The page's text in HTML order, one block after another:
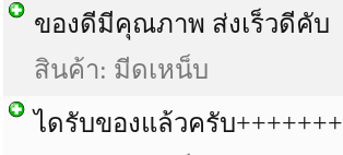
ของดีมีคุณภาพ ส่งเร็วดีคับ
สินค้า: มีดเหน็บ
ไดรับของแล้วครับ+++++++